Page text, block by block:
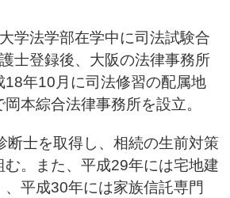
学法学部在学中に司法試験合
士登録後、大阪の法律事務所
18年10月に司法修習の配属地
本綜合法律事務所を設立。
断士を取得し、相続の生前対策
む。また、平成29年には宅地建
平成30年には家族信託専門